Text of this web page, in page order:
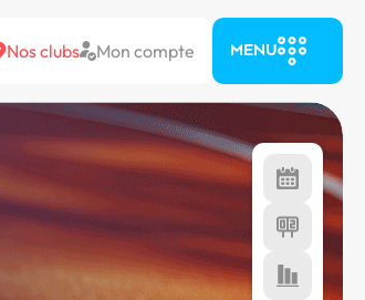
Nos clubs Mon compte MENU